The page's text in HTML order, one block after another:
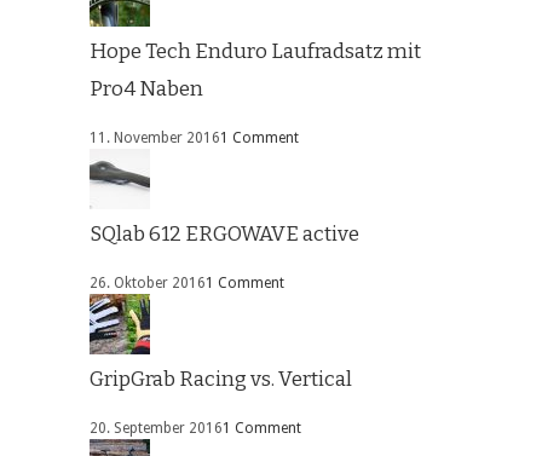
Hope Tech Enduro Laufradsatz mit
Pro4 Naben
11. November 20161 Comment
SQlab 612 ERGOWAVE active
26. Oktober 20161 Comment
GripGrab Racing vs. Vertical
20. September 20161 Comment